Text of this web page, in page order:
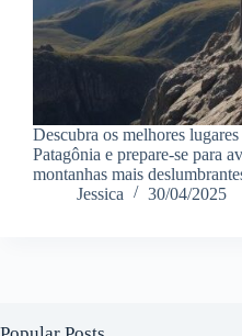
Descubra os melhores lugares
Patagônia e prepare-se para
montanhas mais
Jessica
30/04/2025